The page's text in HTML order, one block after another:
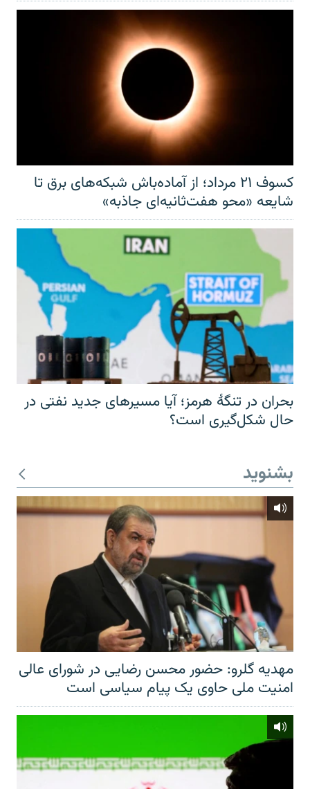
کسوف ۲۱ مرداد؛ از آماده‌باش شبکه‌های برق تا
شایعه «محو هفت‌ثانیه‌ای جاذبه»
بحران در تنگهٔ هرمز؛ آیا مسیرهای جدید نفتی در
حال شکل‌گیری است؟
بشنوید
مهدیه گلرو: حضور محسن رضایی در شورای عالی
امنیت ملی حاوی یک پیام سیاسی است